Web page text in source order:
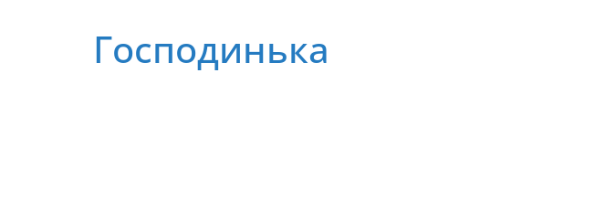
Господинька